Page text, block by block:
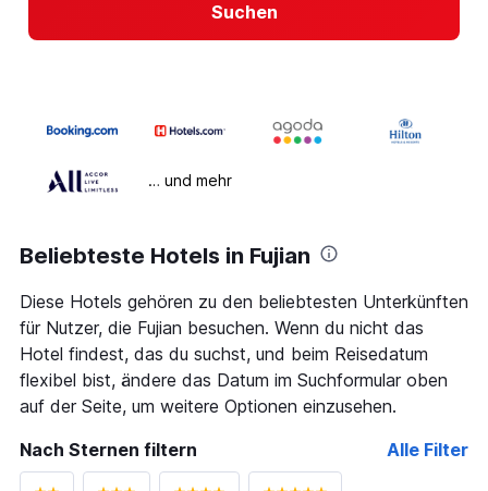
Suchen
… und mehr
Beliebteste Hotels in Fujian
Diese Hotels gehören zu den beliebtesten Unterkünften
für Nutzer, die Fujian besuchen. Wenn du nicht das
Hotel findest, das du suchst, und beim Reisedatum
flexibel bist, ändere das Datum im Suchformular oben
auf der Seite, um weitere Optionen einzusehen.
Nach Sternen filtern
Alle Filter